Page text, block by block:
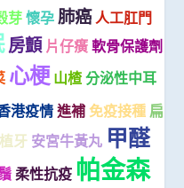
芽 懷孕 肺癌人工肛門
房顫 片仔癀 軟骨保護劑
心梗 山楂 分泌性中耳
港疫情 進補 免疫接種 扁
牙 安宮牛黃丸 甲醛
柔性抗疫 帕金森